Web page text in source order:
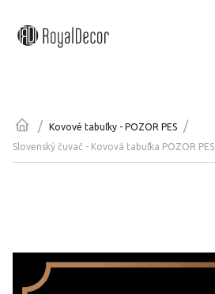
/ Kovové tabuľky - POZOR PES /
Slovenský čuvač - Kovová tabuľka POZOR PES